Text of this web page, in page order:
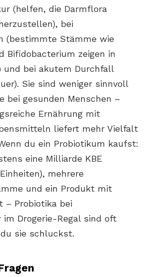
(helfen, die Darmflora
bei
(bestimmte Stämme wie
Bifidobacterium zeigen in
und bei akutem Durchfall
Sie sind weniger sinnvoll
bei gesunden Menschen –
Ernährung mit
liefert mehr Vielfalt
du ein Probiotikum kaufst:
eine Milliarde KBE
mehrere
und ein Produkt mit
– Probiotika bei
Drogerie-Regal sind oft
sie schluckst.